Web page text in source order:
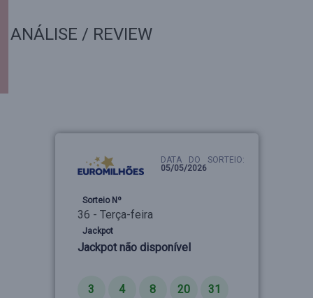
ANÁLISE / REVIEW
DATA DO SORTEIO:
05/05/2026
Sorteio Nº
36 - Terça-feira
Jackpot
Jackpot não disponível
3 4 8 20 31